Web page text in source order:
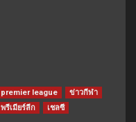
premier league
ข่าวกีฬา
พรีเมียร์ลีก
เชลซี